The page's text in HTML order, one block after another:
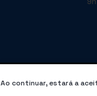
Ao continuar, estará a